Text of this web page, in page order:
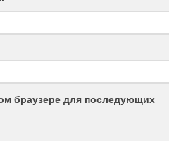
браузере для последующих